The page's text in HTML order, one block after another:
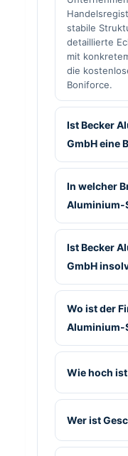
stabile
detaillierte
mit
die
Boniforce.
Ist Becker
GmbH eine
In welcher
Aluminium-
Ist Becker
GmbH
Wo ist der
Aluminium-
Wie hoch
Wer ist